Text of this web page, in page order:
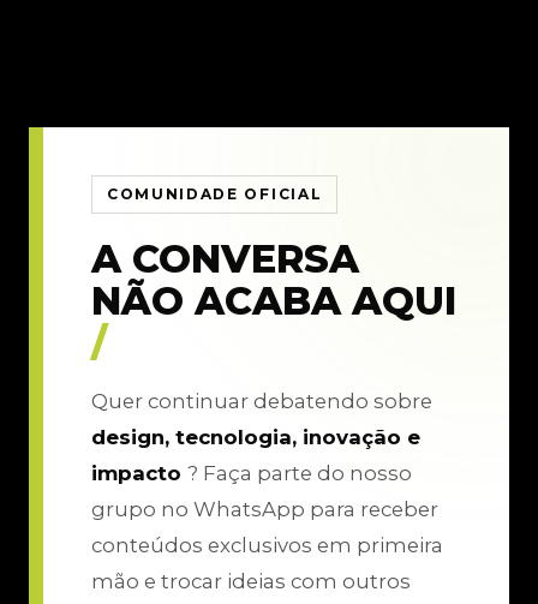
COMUNIDADE OFICIAL
A CONVERSA
NÃO ACABA AQUI
/
Quer continuar debatendo sobre
design, tecnologia, inovação e
impacto ? Faça parte do nosso
grupo no WhatsApp para receber
conteúdos exclusivos em primeira
mão e trocar ideias com outros